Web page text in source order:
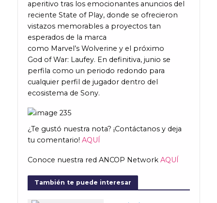
aperitivo tras los emocionantes anuncios del
reciente State of Play, donde se ofrecieron
vistazos memorables a proyectos tan
esperados de la marca
como Marvel’s Wolverine y el próximo
God of War: Laufey. En definitiva, junio se
perfila como un periodo redondo para
cualquier perfil de jugador dentro del
ecosistema de Sony.
¿Te gustó nuestra nota? ¡Contáctanos y deja
tu comentario! AQUÍ
Conoce nuestra red ANCOP Network AQUÍ
También te puede interesar